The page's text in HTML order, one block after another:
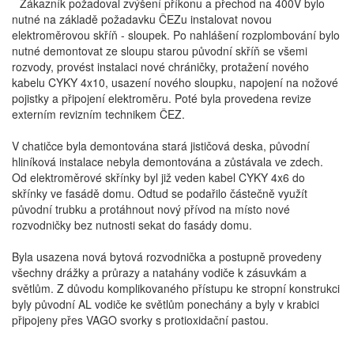
nutné na základě požadavku ČEZu instalovat novou
elektroměrovou skříň - sloupek. Po nahlášení rozplombování bylo
nutné demontovat ze sloupu starou původní skříň se všemi
rozvody, provést instalaci nové chráničky, protažení nového
kabelu CYKY 4x10, usazení nového sloupku, napojení na nožové
pojistky a připojení elektroměru. Poté byla provedena revize
externím revizním technikem ČEZ.
V chatičce byla demontována stará jističová deska, původní
hliníková instalace nebyla demontována a zůstávala ve zdech.
Od elektroměrové skřínky byl již veden kabel CYKY 4x6 do
skřínky ve fasádě domu. Odtud se podařilo částečně využít
původní trubku a protáhnout nový přívod na místo nové
rozvodničky bez nutnosti sekat do fasády domu.
Byla usazena nová bytová rozvodnička a postupně provedeny
všechny drážky a průrazy a natahány vodiče k zásuvkám a
světlům. Z důvodu komplikovaného přístupu ke stropní konstrukci
byly původní AL vodiče ke světlům ponechány a byly v krabici
připojeny přes VAGO svorky s protioxidační pastou.